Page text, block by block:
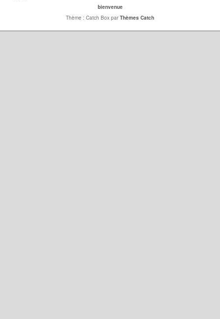
bienvenue
Thème : Catch Box parThèmes Catch